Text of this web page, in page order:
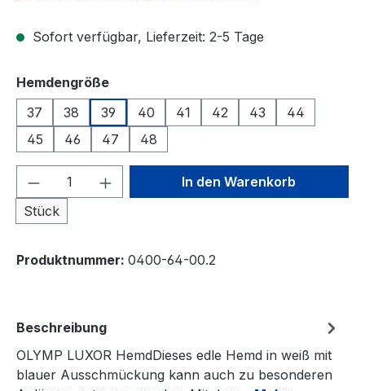
Sofort verfügbar, Lieferzeit: 2-5 Tage
Hemdengrößeauswählen
37
38 39 40 41 42 43
44
45
46 47 48
Produkt Anzahl: Gib den
Stück
In den Warenkorb
Produktnummer: 0400-64-00.2
Beschreibung
OLYMP LUXOR HemdDieses edle Hemd in weiß mit
blauer Ausschmückung kann auch zu besonderen